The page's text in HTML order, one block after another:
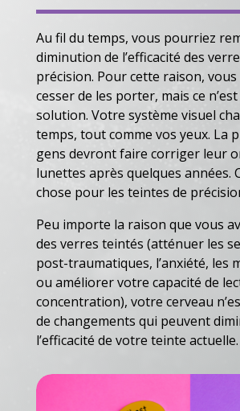
Au fil du temps, vous pourriez
diminution de l’efficacité des
précision. Pour cette raison,
cesser de les porter, mais ce
solution. Votre système visuel
temps, tout comme vos yeux. La
gens devront faire corriger leur
lunettes après quelques années.
chose pour les teintes de
Peu importe la raison que vous
des verres teintés (atténuer les
post-traumatiques, l’anxiété, les
ou améliorer votre capacité de
concentration), votre cerveau
de changements qui peuvent
l’efficacité de votre teinte actuelle.